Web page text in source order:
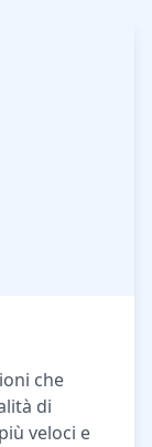
che
di
veloci e